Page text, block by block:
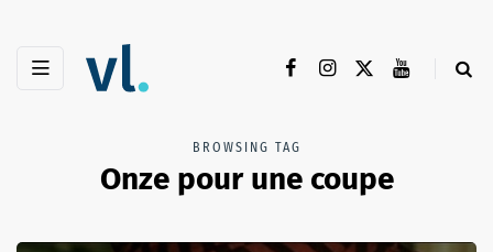
BROWSING TAG
Onze pour une coupe